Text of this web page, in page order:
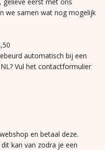
we samen wat nog mogelijk
automatisch bij een
Vul het contactformulier
en betaal deze.
kan van zodra je een